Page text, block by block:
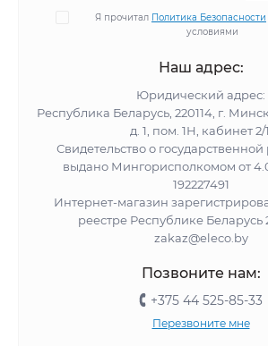
Я прочитал Политика Безопасности
условиями
Наш адрес:
Юридический адрес:
Республика Беларусь, 220114, г.
д. 1, пом. 1Н, кабинет 2/1.
Свидетельство о
выдано Мингорисполкомом от
192227491
Интернет-магазин
реестре Республике Беларусь
zakaz@eleco.by
Позвоните нам:
+375 44 525-85-33
Перезвоните мне